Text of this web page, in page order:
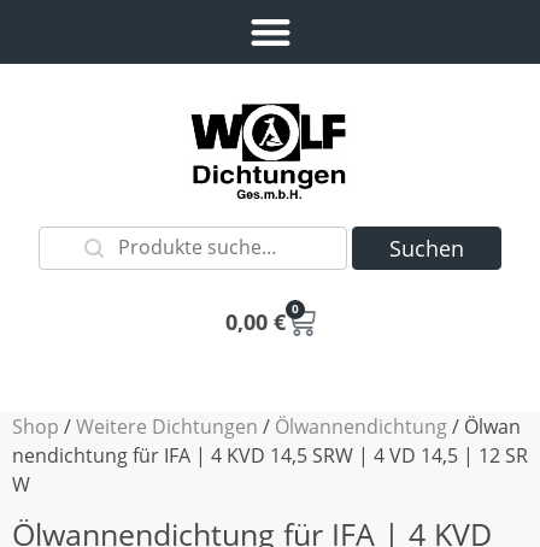
Suchen
0,00 € 0
Shop /Weitere Dichtungen / Ölwannendichtung/ Ölwan
nendichtung für IFA | 4 KVD 14,5 SRW | 4 VD 14,5 | 12 SR
W
Ölwannendichtung für IFA | 4 KVD